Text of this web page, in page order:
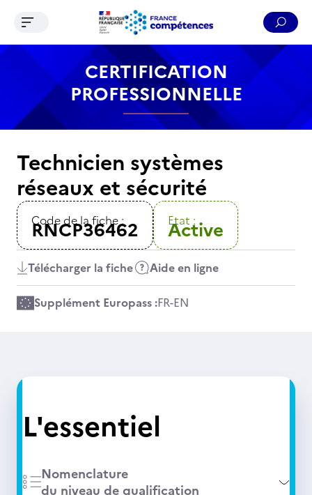
Contenu Recherche Menu Pied de page
Ouvrir le menu de navigation
CERTIFICATION
PROFESSIONNELLE
Technicien systèmes
réseaux et sécurité
Code de la fiche :
RNCP36462 Etat :
Active
Télécharger la fiche Aide en ligne
Supplément Europass :FR-EN
L'essentiel
Nomenclature
du niveau de qualification